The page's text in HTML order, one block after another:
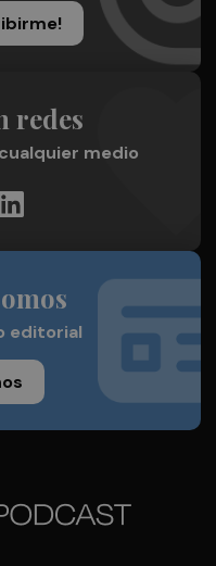
redes
medio
editorial